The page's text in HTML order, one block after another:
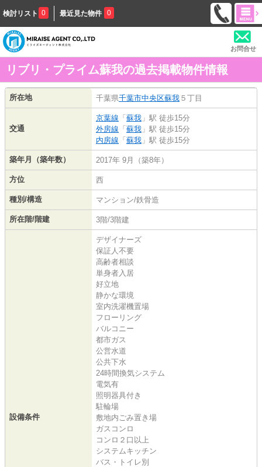
検討リスト 0 最近見た物件 0
お問合せ
リブリ・プライム蘇我の過去掲載物件情報
所在地 千葉県千葉市中央区蘇我 ５丁目
交通
京葉線 「 蘇我 」駅 徒歩15分
外房線 「 蘇我 」駅 徒歩15分
内房線 「 蘇我 」駅 徒歩15分
築年月（築年数） 2017年 9月（築8年）
方位 西
種別/構造 マンション/鉄骨造
所在階/階建 3階/3階建
設備条件
デザイナーズ
保証人不要
高齢者相談
単身者入居
好立地
静かな環境
室内洗濯機置場
フローリング
バルコニー
都市ガス
公営水道
公共下水
24時間換気システム
電気有
照明器具付き
駐輪場
敷地内ごみ置き場
ガスコンロ
コンロ２口以上
システムキッチン
バス・トイレ別